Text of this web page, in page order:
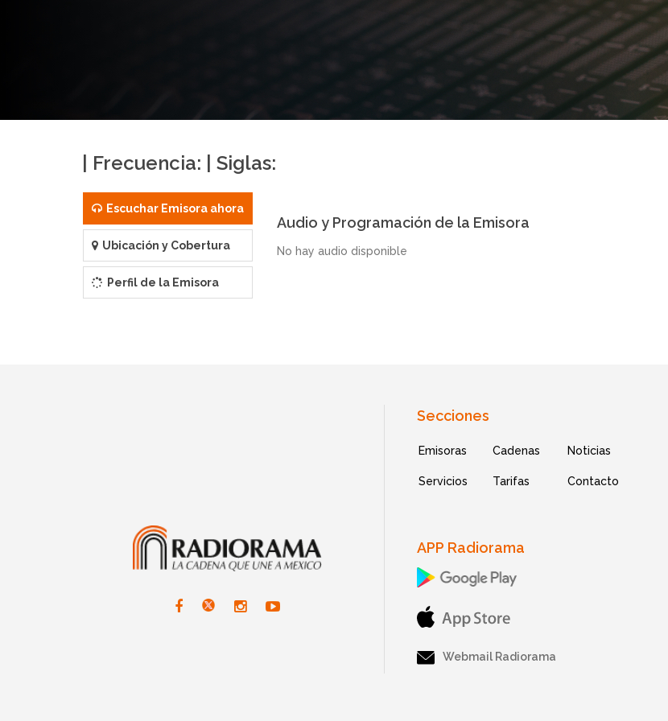
| Frecuencia: | Siglas:
Escuchar Emisora ahora
Ubicación y Cobertura
Perfil de la Emisora
Audio y Programación de la Emisora
No hay audio disponible
Secciones
Emisoras Cadenas Noticias
Servicios Tarifas Contacto
APP Radiorama
Webmail Radiorama